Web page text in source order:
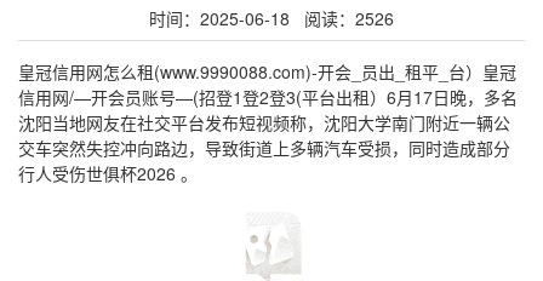
时间：2025-06-18 阅读：2526
皇冠信用网怎么租(www.9990088.com)-开会_员出_租平_台）皇冠
信用网/—开会员账号—(招登1登2登3(平台出租）6月17日晚，多名
沈阳当地网友在社交平台发布短视频称，沈阳大学南门附近一辆公
交车突然失控冲向路边，导致街道上多辆汽车受损，同时造成部分
行人受伤世俱杯2026 。